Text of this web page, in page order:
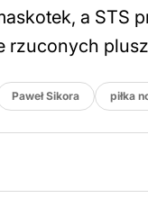
a STS
rzuconych
Paweł Sikora piłka